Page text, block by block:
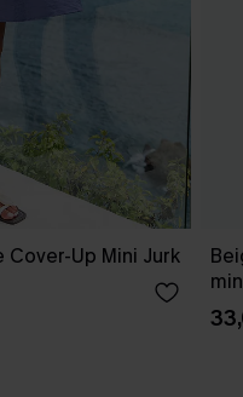
Cover-Up Mini Jurk